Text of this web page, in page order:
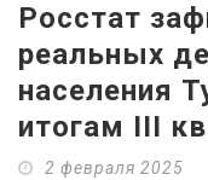
Росстат
реальных
населения
итогам III
2 февраля 2025